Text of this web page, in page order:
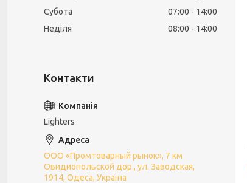
Субота
07:00
14:00
Неділя
08:00 14:00
Lighters
ООО «Промтоварный рынок», 7 км
Овидиопольской дор., ул. Заводская,
1914, Одеса, Україна